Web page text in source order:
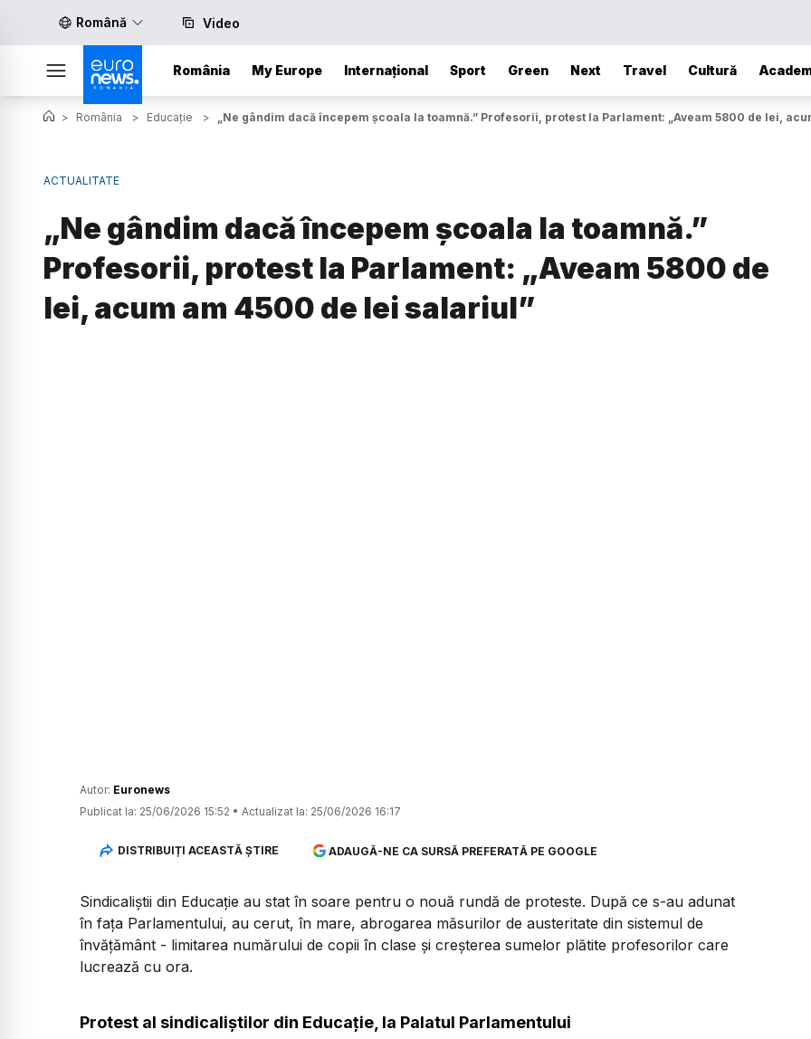
Română Video
România My Europe Internațional Sport Green Next Travel Cultură
> România > Educație > „Ne gândim dacă începem școala la toamnă.” Profesorii, protest la Parlament: „Aveam 5800 de lei,
ACTUALITATE
„Ne gândim dacă începem școala la toamnă.”
Profesorii, protest la Parlament: „Aveam 5800 de
lei, acum am 4500 de lei salariul”
Autor: Euronews
Publicat la: 25/06/2026 15:52 • Actualizat la: 25/06/2026 16:17
DISTRIBUIȚI ACEASTĂ ȘTIRE ADAUGĂ-NE CA SURSĂ PREFERATĂ PE GOOGLE
Sindicaliștii din Educație au stat în soare pentru o nouă rundă de proteste. După ce s-au adunat
în fața Parlamentului, au cerut, în mare, abrogarea măsurilor de austeritate din sistemul de
învățământ - limitarea numărului de copii în clase și creșterea sumelor plătite profesorilor care
lucrează cu ora.
Protest al sindicaliştilor din Educaţie, la Palatul Parlamentului